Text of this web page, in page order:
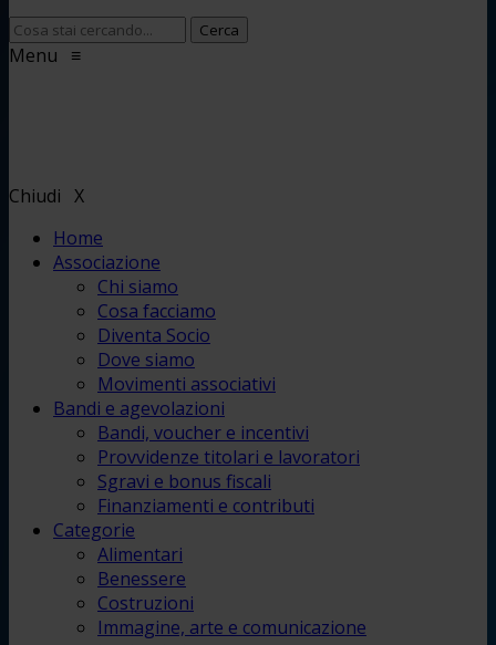
Menu ≡
Chiudi X
Home
Associazione
Chi siamo
Cosa facciamo
Diventa Socio
Dove siamo
Movimenti associativi
Bandi e agevolazioni
Bandi, voucher e incentivi
Provvidenze titolari e lavoratori
Sgravi e bonus fiscali
Finanziamenti e contributi
Categorie
Alimentari
Benessere
Costruzioni
Immagine, arte e comunicazione